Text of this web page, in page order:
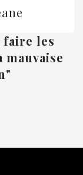
les
mauvaise